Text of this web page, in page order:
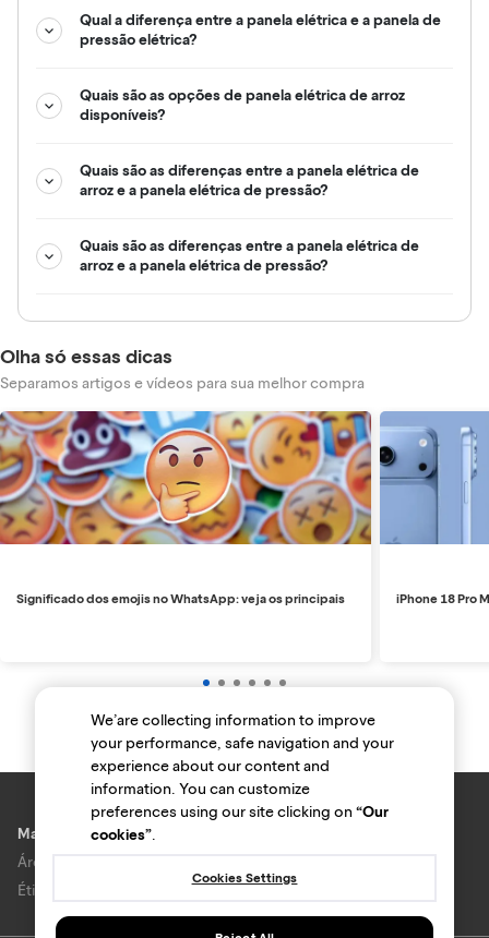
Qual a diferença entre a panela elétrica e a panela de
pressão elétrica?
Quais são as opções de panela elétrica de arroz
disponíveis?
Quais são as diferenças entre a panela elétrica de
arroz e a panela elétrica de pressão?
Quais são as diferenças entre a panela elétrica de
arroz e a panela elétrica de pressão?
Olha só essas dicas
Separamos artigos e vídeos para sua melhor compra
Significado dos emojis no WhatsApp: veja os principais iPhone 18 Pro
Marcas e lojas
Área do anunciante
Ética e Integridade
We’are collecting information to improve
your performance, safe navigation and your
experience about our content and
information. You can customize
preferences using our site clicking on“Our
cookies”.
Cookies Settings